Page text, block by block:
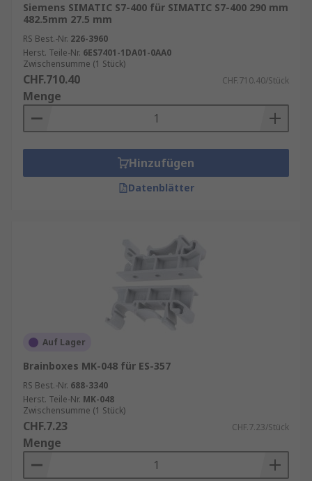
Siemens SIMATIC S7-400 für SIMATIC S7-400 290 mm
482.5mm 27.5 mm
RS Best.-Nr. 226-3960
Herst. Teile-Nr. 6ES7401-1DA01-0AA0
Zwischensumme (1 Stück)
CHF.710.40 CHF.710.40/Stück
Menge
Hinzufügen
Datenblätter
Auf Lager
Brainboxes MK-048 für ES-357
RS Best.-Nr. 688-3340
Herst. Teile-Nr. MK-048
Zwischensumme (1 Stück)
CHF.7.23 CHF.7.23/Stück
Menge